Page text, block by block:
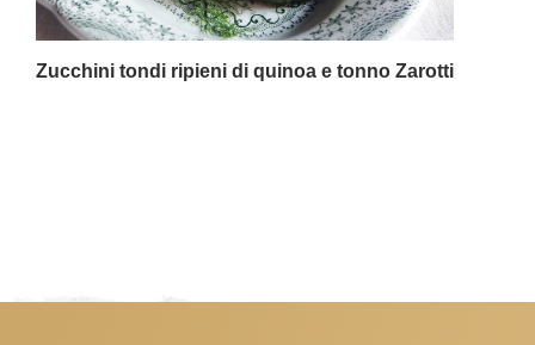
Zucchini tondi ripieni di quinoa e tonno Zarotti